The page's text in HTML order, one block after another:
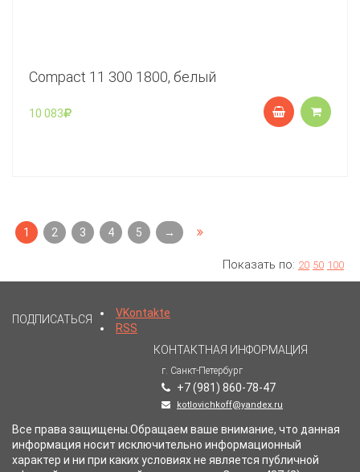
Compact 11 300 1800, белый
10 083
1 2 3 4 5 →
Показать по: 20 50 100
ПОДПИСАТЬСЯ
VKontakte
RSS
КОНТАКТНАЯ ИНФОРМАЦИЯ
г. Санкт-Петербург
+7 (981) 860-78-47
kotlovichkoff@yandex.ru
Все права защищены.Обращаем ваше внимание, что данная
информация носит исключительно информационный
характер и ни при каких условиях не является публичной